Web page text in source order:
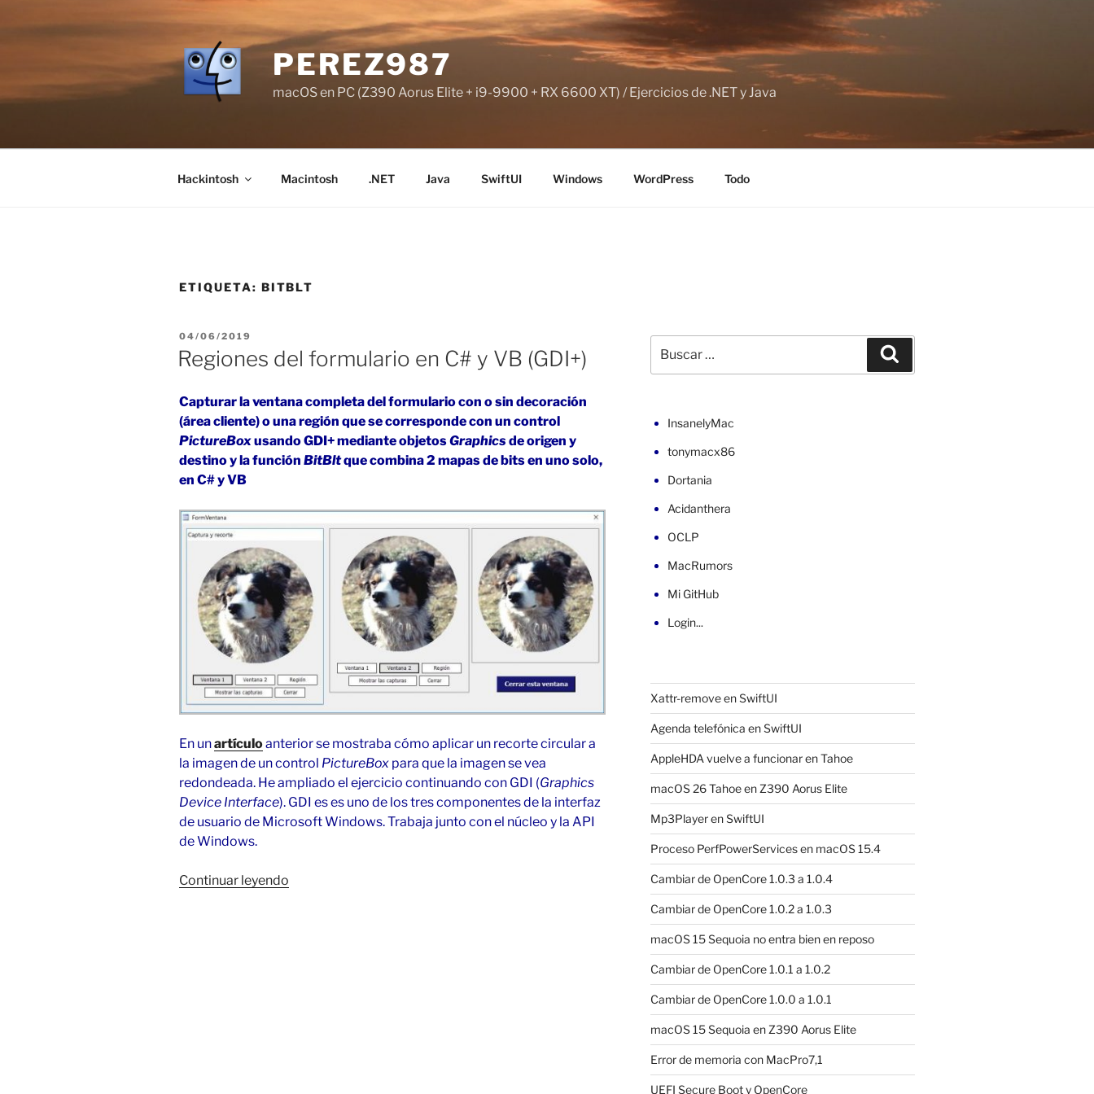
PEREZ987
macOS en PC (Z390 Aorus Elite + i9-9900 + RX 6600 XT) / Ejercicios de .NET y Java
Hackintosh Macintosh .NET Java SwiftUI Windows WordPress Todo
ETIQUETA: BITBLT
PUBLICADO
EL
04/06/2019
Regiones del formulario en C# y VB (GDI+)
Capturar la ventana completa del formulario con o sin decoración
(área cliente) o una región que se corresponde con un control
PictureBoxusando GDI+ mediante objetosGraphics de origen y
destino y la función BitBltque combina 2 mapas de bits en uno solo,
en C# y VB
En unartículoanterior se mostraba cómo aplicar un recorte circular a
la imagen de un control PictureBox para que la imagen se vea
redondeada. He ampliado el ejercicio continuando con GDI (Graphics
Device Interface). GDI es es uno de los tres componentes de la interfaz
de usuario de Microsoft Windows. Trabaja junto con el núcleo y la API
de Windows.
Continuar leyendo
por:
InsanelyMac
tonymacx86
Dortania
Acidanthera
OCLP
MacRumors
Mi GitHub
Login...
Xattr-remove en SwiftUI
Agenda telefónica en SwiftUI
AppleHDA vuelve a funcionar en Tahoe
macOS 26 Tahoe en Z390 Aorus Elite
Mp3Player en SwiftUI
Proceso PerfPowerServices en macOS 15.4
Cambiar de OpenCore 1.0.3 a 1.0.4
Cambiar de OpenCore 1.0.2 a 1.0.3
macOS 15 Sequoia no entra bien en reposo
Cambiar de OpenCore 1.0.1 a 1.0.2
Cambiar de OpenCore 1.0.0 a 1.0.1
macOS 15 Sequoia en Z390 Aorus Elite
Error de memoria con MacPro7,1
UEFI Secure Boot y OpenCore